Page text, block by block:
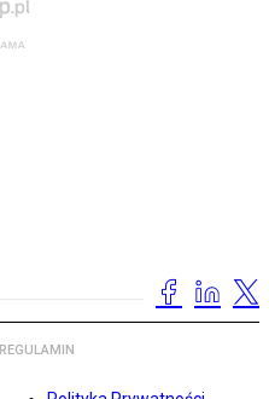
REGULAMIN